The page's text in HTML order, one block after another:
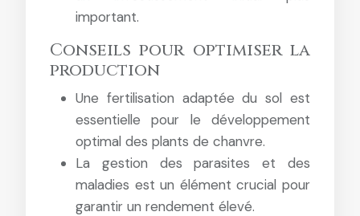
important.
Conseils pour optimiser la
production
Une fertilisation adaptée du sol est
essentielle pour le développement
optimal des plants de chanvre.
La gestion des parasites et des
maladies est un élément crucial pour
garantir un rendement élevé.